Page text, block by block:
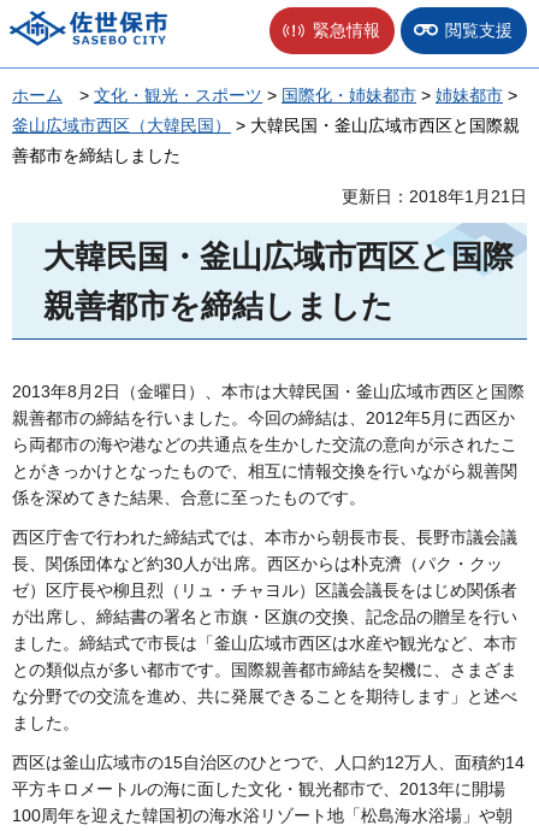
佐世保市 緊急情報 閲覧支援
ホーム > 文化・観光・スポーツ > 国際化・姉妹都市 > 姉妹都市 >
釜山広域市西区（大韓民国）
> 大韓民国・釜山広域市西区と国際親
善都市を締結しました
更新日：2018年1月21日
大韓民国・釜山広域市西区と国際
親善都市を締結しました
2013年8月2日（金曜日）、本市は大韓民国・釜山広域市西区と国際
親善都市の締結を行いました。今回の締結は、2012年5月に西区か
ら両都市の海や港などの共通点を生かした交流の意向が示されたこ
とがきっかけとなったもので、相互に情報交換を行いながら親善関
係を深めてきた結果、合意に至ったものです。
西区庁舎で行われた締結式では、本市から朝長市長、長野市議会議
長、関係団体など約30人が出席。西区からは朴克濟（パク・クッ
ゼ）区庁長や柳且烈（リュ・チャヨル）区議会議長をはじめ関係者
が出席し、締結書の署名と市旗・区旗の交換、記念品の贈呈を行い
ました。締結式で市長は「釜山広域市西区は水産や観光など、本市
との類似点が多い都市です。国際親善都市締結を契機に、さまざま
な分野での交流を進め、共に発展できることを期待します」と述べ
ました。
西区は釜山広域市の15自治区のひとつで、人口約12万人、面積約14
平方キロメートルの海に面した文化・観光都市で、2013年に開場
100周年を迎えた韓国初の海水浴リゾート地「松島海水浴場」や朝